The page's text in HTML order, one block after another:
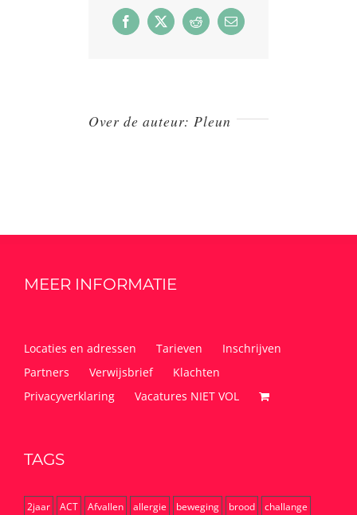
Facebook
X RedditE-
mail
Over de auteur: Pleun
MEER INFORMATIE
Locaties en adressen Tarieven
Inschrijven
Partners
Verwijsbrief
Klachten
Privacyverklaring
Vacatures NIET VOL
TAGS
2jaar ACT Afvallen allergie beweging brood
challange